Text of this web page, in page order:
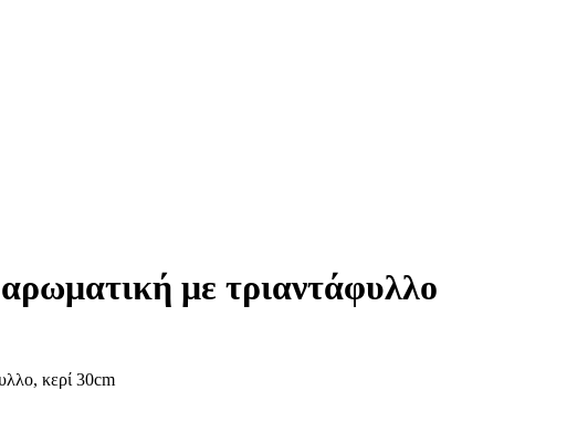
με τριαντάφυλλο
κερί 30cm